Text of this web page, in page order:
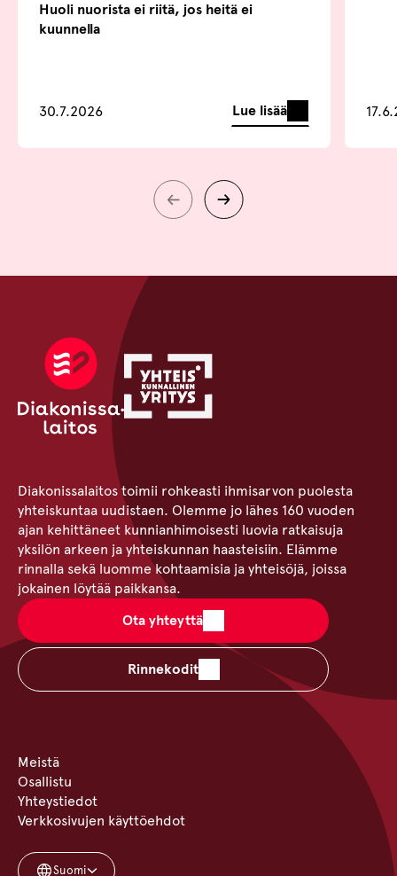
Huoli nuorista ei riitä, jos heitä ei
kuunnella
30.7.2026 Lue lisää
Diakonissalaitos toimii rohkeasti ihmisarvon puolesta
yhteiskuntaa uudistaen. Olemme jo lähes 160 vuoden
ajan kehittäneet kunnianhimoisesti luovia ratkaisuja
yksilön arkeen ja yhteiskunnan haasteisiin. Elämme
rinnalla sekä luomme kohtaamisia ja yhteisöjä, joissa
jokainen löytää paikkansa.
Ota yhteyttä
Rinnekodit
Meistä
Osallistu
Yhteystiedot
Verkkosivujen käyttöehdot
Suomi